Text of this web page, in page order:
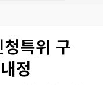
특위 구
정